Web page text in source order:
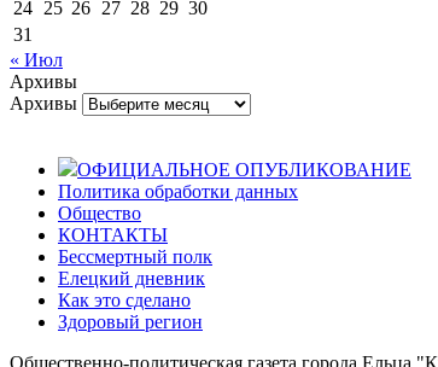
24 25 26 27 28 29 30
31
« Июл
Архивы
Архивы
ОФИЦИАЛЬНОЕ ОПУБЛИКОВАНИЕ
Политика обработки данных
Общество
КОНТАКТЫ
Бессмертный полк
Елецкий дневник
Как это сделано
Здоровый регион
Общественно-политическая газета города Ельца